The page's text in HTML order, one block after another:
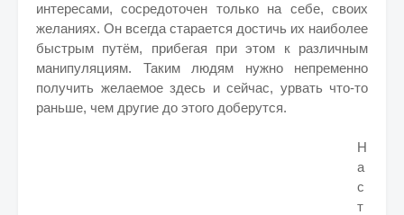
интересами, сосредоточен только на себе, своих
желаниях. Он всегда старается достичь их наиболее
быстрым путём, прибегая при этом к различным
манипуляциям. Таким людям нужно непременно
получить желаемое здесь и сейчас, урвать что-то
раньше, чем другие до этого доберутся.
Н
а
с
т